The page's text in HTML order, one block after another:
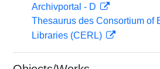
Archivportal - D
Thesaurus des Consortium of
Libraries (CERL)